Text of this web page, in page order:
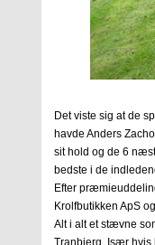
Det viste sig at de
havde Anders
sit hold og de 6
bedste i de
Efter
Krolfbutikken ApS
Alt i alt et stævne